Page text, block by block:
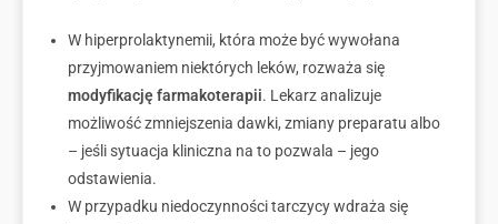
W hiperprolaktynemii, która może być wywołana
przyjmowaniem niektórych leków, rozważa się
modyfikację farmakoterapii. Lekarz analizuje
możliwość zmniejszenia dawki, zmiany preparatu albo
– jeśli sytuacja kliniczna na to pozwala – jego
odstawienia.
W przypadku niedoczynności tarczycy wdraża się